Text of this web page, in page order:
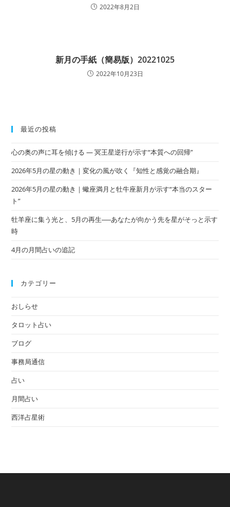
2022年8月2日
新月の手紙（簡易版）20221025
2022年10月23日
最近の投稿
心の奥の声に耳を傾ける ― 冥王星逆行が示す“本質への回帰”
2026年5月の星の動き｜変化の風が吹く『知性と感覚の融合期』
2026年5月の星の動き｜蠍座満月と牡牛座新月が示す“本当のスター
ト”
牡羊座に集う光と、5月の再生──あなたが向かう先を星がそっと示す
時
4月の月間占いの追記
カテゴリー
おしらせ
タロット占い
ブログ
事務局通信
占い
月間占い
西洋占星術